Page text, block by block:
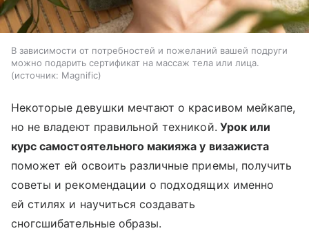
В зависимости от потребностей и пожеланий вашей подруги
можно подарить сертификат на массаж тела или лица.
источник: Magnific
Некоторые девушки мечтают о красивом мейкапе,
но не владеют правильной техникой. Урок или
курс самостоятельного макияжа у визажиста
поможет ей освоить различные приемы, получить
советы и рекомендации о подходящих именно
ей стилях и научиться создавать
сногсшибательные образы.